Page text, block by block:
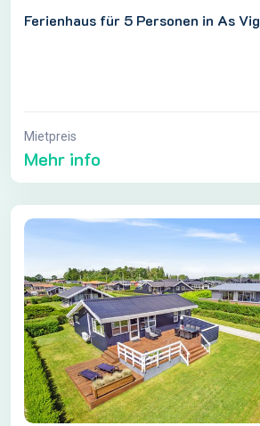
Ferienhaus für 5 Personen in As Vig
Mietpreis
Mehr info